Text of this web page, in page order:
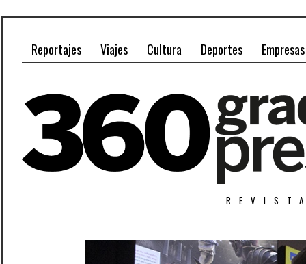
Reportajes Viajes Cultura Deportes Empresas